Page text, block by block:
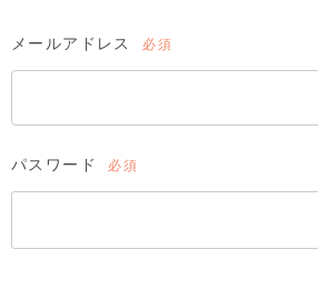
メールアドレス
須)
パスワード
須)